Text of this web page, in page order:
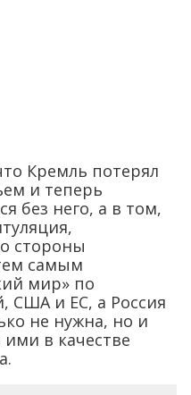
Кремль потерял
и теперь
без него, а в том,
стороны
самым
мир» по
США и ЕС, а Россия
не нужна, но и
в качестве